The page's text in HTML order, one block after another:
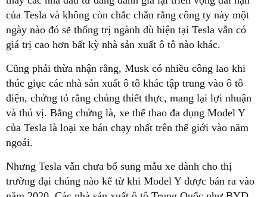
của Tesla và không còn chắc chắn rằng công ty này một
ngày nào đó sẽ thống trị ngành dù hiện tại Tesla vẫn có
giá trị cao hơn bất kỳ nhà sản xuất ô tô nào khác.
Cũng phải thừa nhận rằng, Musk có nhiều công lao khi
thúc giục các nhà sản xuất ô tô khác tập trung vào ô tô
điện, chứng tỏ rằng chúng thiết thực, mang lại lợi nhuận
và thú vị. Bằng chứng là, xe thể thao đa dụng Model Y
của Tesla là loại xe bán chạy nhất trên thế giới vào năm
ngoái.
Nhưng Tesla vẫn chưa bổ sung mẫu xe dành cho thị
trường đại chúng nào kể từ khi Model Y được bán ra vào